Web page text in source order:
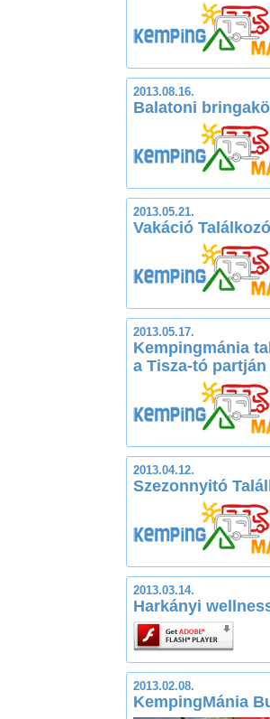
2013.08.16.
Balatoni
2013.05.21.
Vakáció Találkozó
2013.05.17.
Kempingmánia
a Tisza-tó partján
2013.04.12.
Szezonnyitó
2013.03.14.
Harkányi
2013.02.08.
KempingMánia